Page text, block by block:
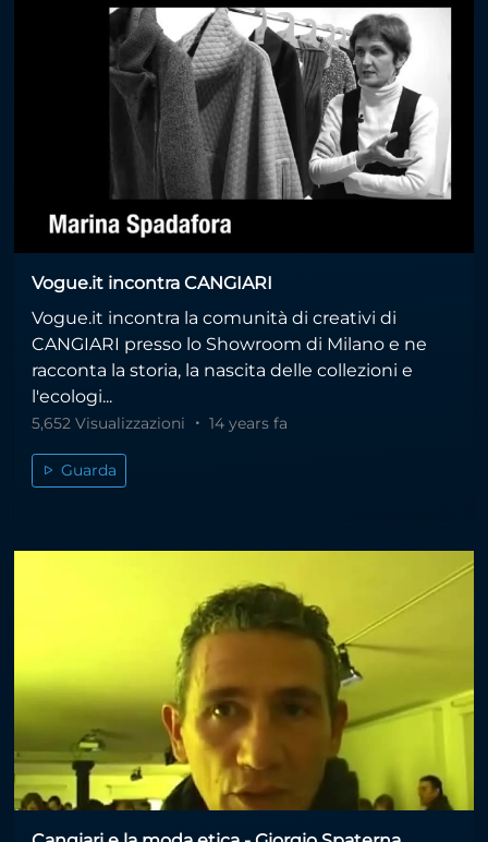
Vogue.it incontra CANGIARI
Vogue.it incontra la comunità di creativi di
CANGIARI presso lo Showroom di Milano e ne
racconta la storia, la nascita delle collezioni e
l'ecologi...
5,652 Visualizzazioni 14 years fa
Guarda